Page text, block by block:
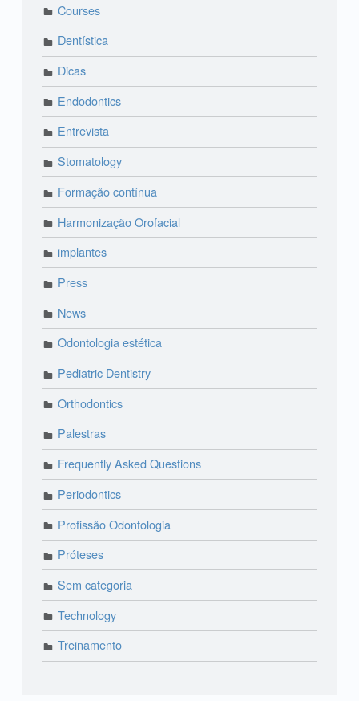
Courses
Dentística
Dicas
Endodontics
Entrevista
Stomatology
Formação contínua
Harmonização Orofacial
implantes
Press
News
Odontologia estética
Pediatric Dentistry
Orthodontics
Palestras
Frequently Asked Questions
Periodontics
Profissão Odontologia
Próteses
Sem categoria
Technology
Treinamento